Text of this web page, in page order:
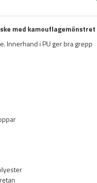
med kamouflagemönstret
Innerhand i PU ger bra grepp